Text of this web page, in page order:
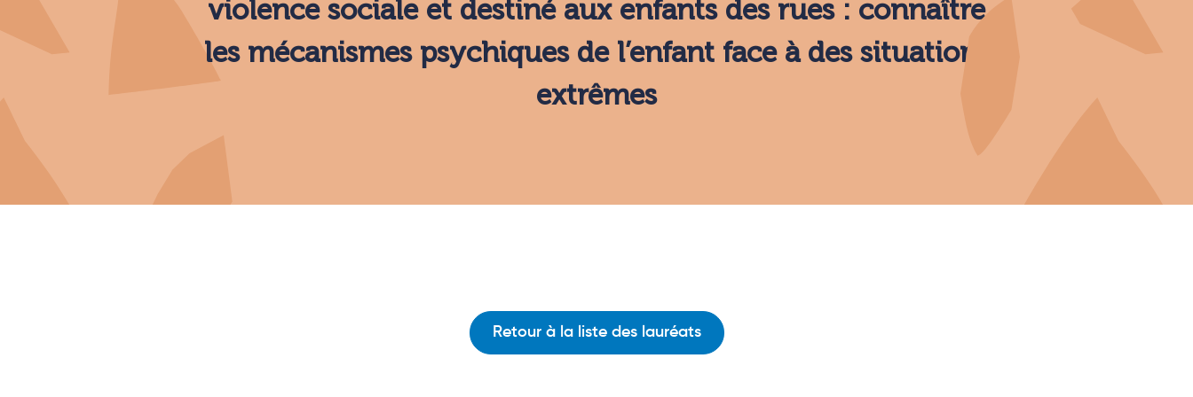
violence sociale et destiné aux enfants des rues : connaître
les mécanismes psychiques de l’enfant face à des situations
extrêmes
Retour à la liste des lauréats